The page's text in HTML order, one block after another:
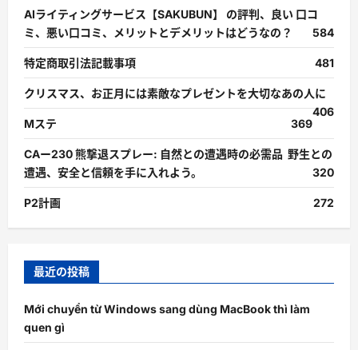
AIライティングサービス【SAKUBUN】 の評判、良い 口コ
ミ、悪い口コミ、メリットとデメリットはどうなの？
584
特定商取引法記載事項 481
クリスマス、お正月には素敵なプレゼントを大切なあの人に
406
Mステ
369
CAー230 熊撃退スプレー: 自然との遭遇時の必需品 野生との
遭遇、安全と信頼を手に入れよう。
320
P2計画 272
最近の投稿
Mới chuyển từ Windows sang dùng MacBook thì làm
quen gì